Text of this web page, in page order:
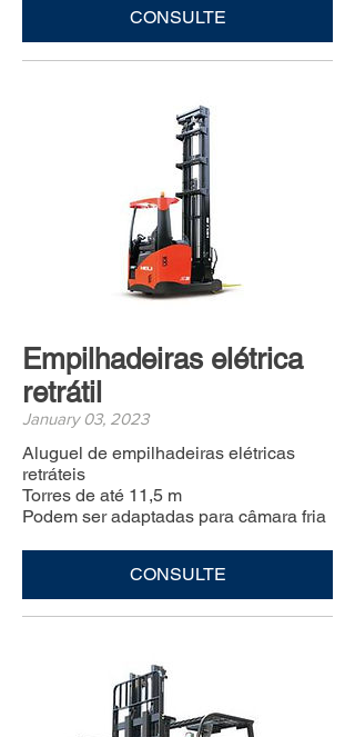
CONSULTE
Empilhadeiras elétrica
retrátil
January 03, 2023
Aluguel de empilhadeiras elétricas
retráteis
Torres de até 11,5 m
Podem ser adaptadas para câmara fria
CONSULTE